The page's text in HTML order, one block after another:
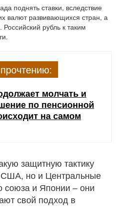
поднять ставки, вследствие
валют развивающихся стран, а
Российский рубль к таким
молчать и
по пенсионной
на самом
защитную тактику
США, но и Центральные
союза и Японии – они
свой подход в